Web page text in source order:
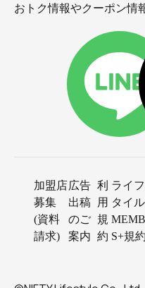
おトク情報やクーポン情
加盟店
募集
(資料
請求)
広告
出稿
のご
案内
利
用
規
約
ライ
タイル
S+規約